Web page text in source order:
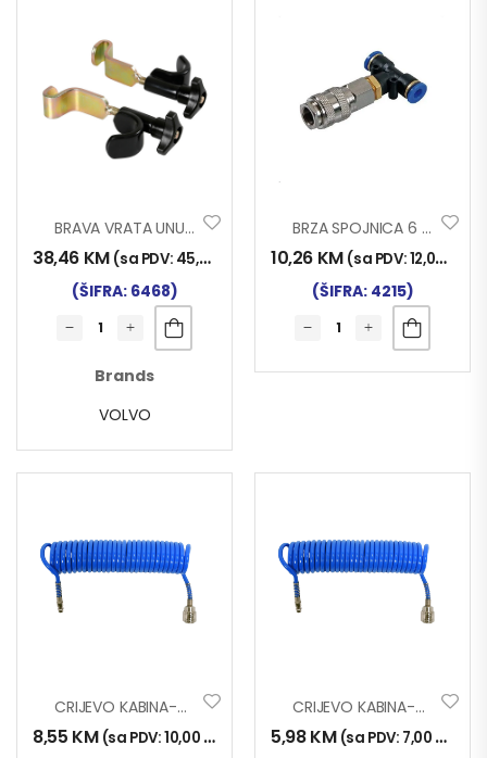
BRAVA VRATA UNUTRAŠNJA VOLVO FH/FM/FMX
38,46 KM (sa PDV: 45,00
(ŠIFRA: 6468)
Brands
VOLVO
BRZA SPOJNICA 6 ZA CRIJEVO KABINSKO
10,26 KM (sa PDV:12,00
(ŠIFRA: 4215)
CRIJEVO KABINA-KOMPRESOR 10m 5/8mm
8,55 KM (sa PDV:10,00 KM
CRIJEVO KABINA-KOMPRESOR 5m 5/8mm
5,98KM (sa PDV: 7,00 KM